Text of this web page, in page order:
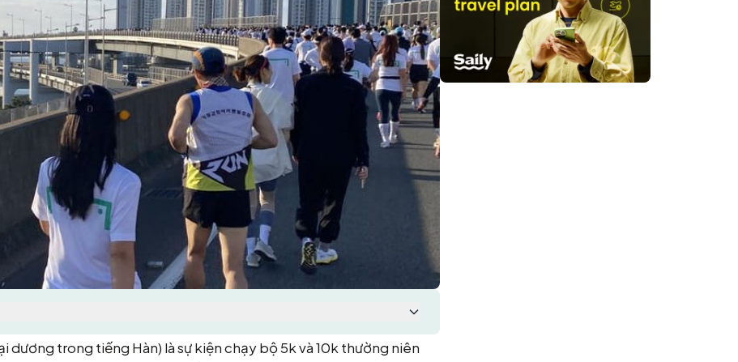
dương trong tiếng Hàn) là sự kiện chạy bộ 5k và 10k thường niên